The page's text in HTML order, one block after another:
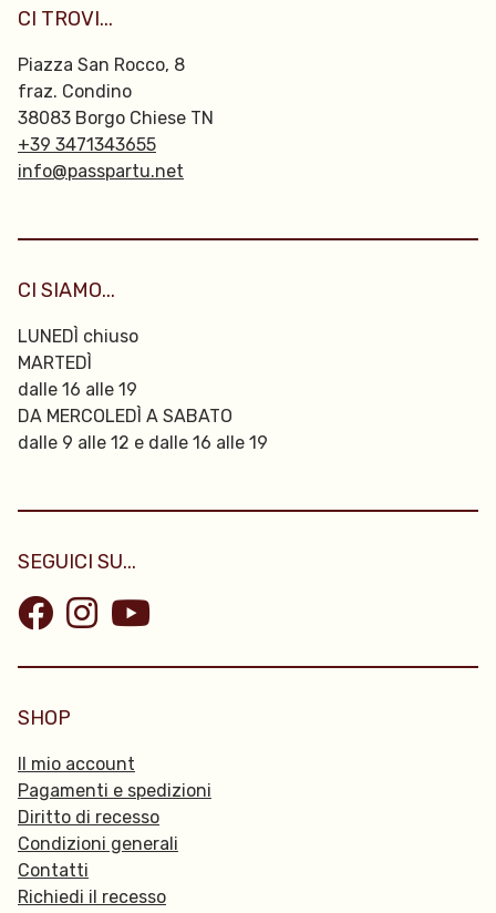
CI TROVI...
Piazza San Rocco, 8
fraz. Condino
38083 Borgo Chiese TN
+39 3471343655
info@passpartu.net
CI SIAMO...
LUNEDÌ chiuso
MARTEDÌ
dalle 16 alle 19
DA MERCOLEDÌ A SABATO
dalle 9 alle 12 e dalle 16 alle 19
SEGUICI SU...
SHOP
Il mio account
Pagamenti e spedizioni
Diritto di recesso
Condizioni generali
Contatti
Richiedi il recesso